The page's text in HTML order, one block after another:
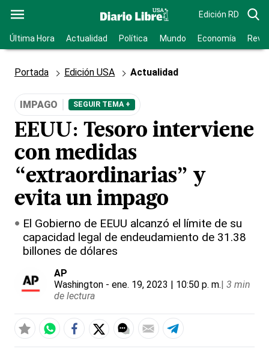
Edición RD
Última Hora Actualidad Política Mundo Economía
Portada Edición USA Actualidad
IMPAGO SEGUIR TEMA +
EEUU: Tesoro interviene
con medidas
“extraordinarias” y
evita un impago
El Gobierno de EEUU alcanzó el límite de su
capacidad legal de endeudamiento de 31.38
billones de dólares
AP
Washington - ene. 19, 2023 | 10:50 p. m.| 3 min
de lectura